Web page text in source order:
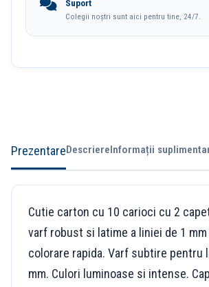
Suport
Colegii noștri sunt aici pentru tine, 24/7.
PrezentareDescriereInformații
Cutie carton cu 10 carioci cu 2
varf robust si latime a liniei de 1
colorare rapida. Varf subtire pentru
mm. Culori luminoase si intense.